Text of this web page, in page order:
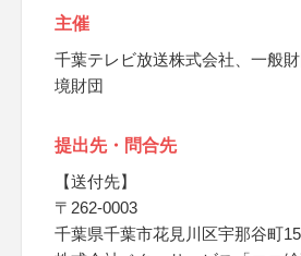
主催
千葉テレビ放送株式会社、一般
境財団
提出先・問合先
【送付先】
〒262-0003
千葉県千葉市花見川区宇那谷町